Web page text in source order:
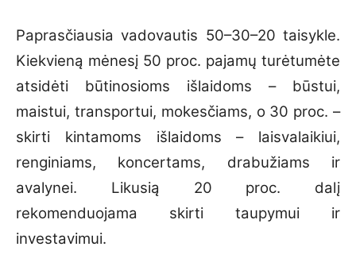
Paprasčiausia vadovautis 50–30–20 taisykle.
Kiekvieną mėnesį 50 proc. pajamų turėtumėte
atsidėti būtinosioms išlaidoms – būstui,
maistui, transportui, mokesčiams, o 30 proc. –
skirti kintamoms išlaidoms – laisvalaikiui,
renginiams, koncertams, drabužiams ir
avalynei. Likusią 20 proc. dalį
rekomenduojama skirti taupymui ir
investavimui.